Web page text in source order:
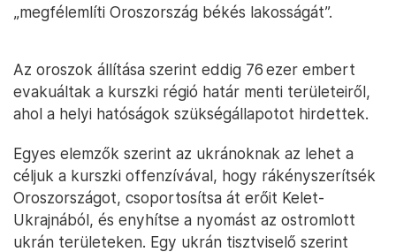
„megfélemlíti Oroszország békés lakosságát”.
Az oroszok állítása szerint eddig 76 ezer embert
evakuáltak a kurszki régió határ menti területeiről,
ahol a helyi hatóságok szükségállapotot hirdettek.
Egyes elemzők szerint az ukránoknak az lehet a
céljuk a kurszki offenzívával, hogy rákényszerítsék
Oroszországot, csoportosítsa át erőit Kelet-
Ukrajnából, és enyhítse a nyomást az ostromlott
ukrán területeken. Egy ukrán tisztviselő szerint